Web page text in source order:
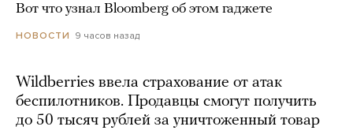
Вот что узнал Bloomberg об этом гаджете
НОВОСТИ 9 часов назад
Wildberries ввела страхование от атак
беспилотников. Продавцы смогут получить
до 50 тысяч рублей за уничтоженный товар